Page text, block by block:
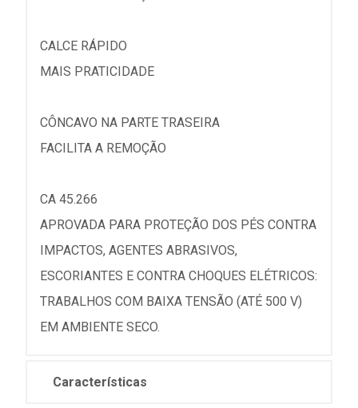
CALCE RÁPIDO
MAIS PRATICIDADE
CÔNCAVO NA PARTE TRASEIRA
FACILITA A REMOÇÃO
CA 45.266
APROVADA PARA PROTEÇÃO DOS PÉS CONTRA
IMPACTOS, AGENTES ABRASIVOS,
ESCORIANTES E CONTRA CHOQUES ELÉTRICOS:
TRABALHOS COM BAIXA TENSÃO (ATÉ 500 V)
EM AMBIENTE SECO.
Características